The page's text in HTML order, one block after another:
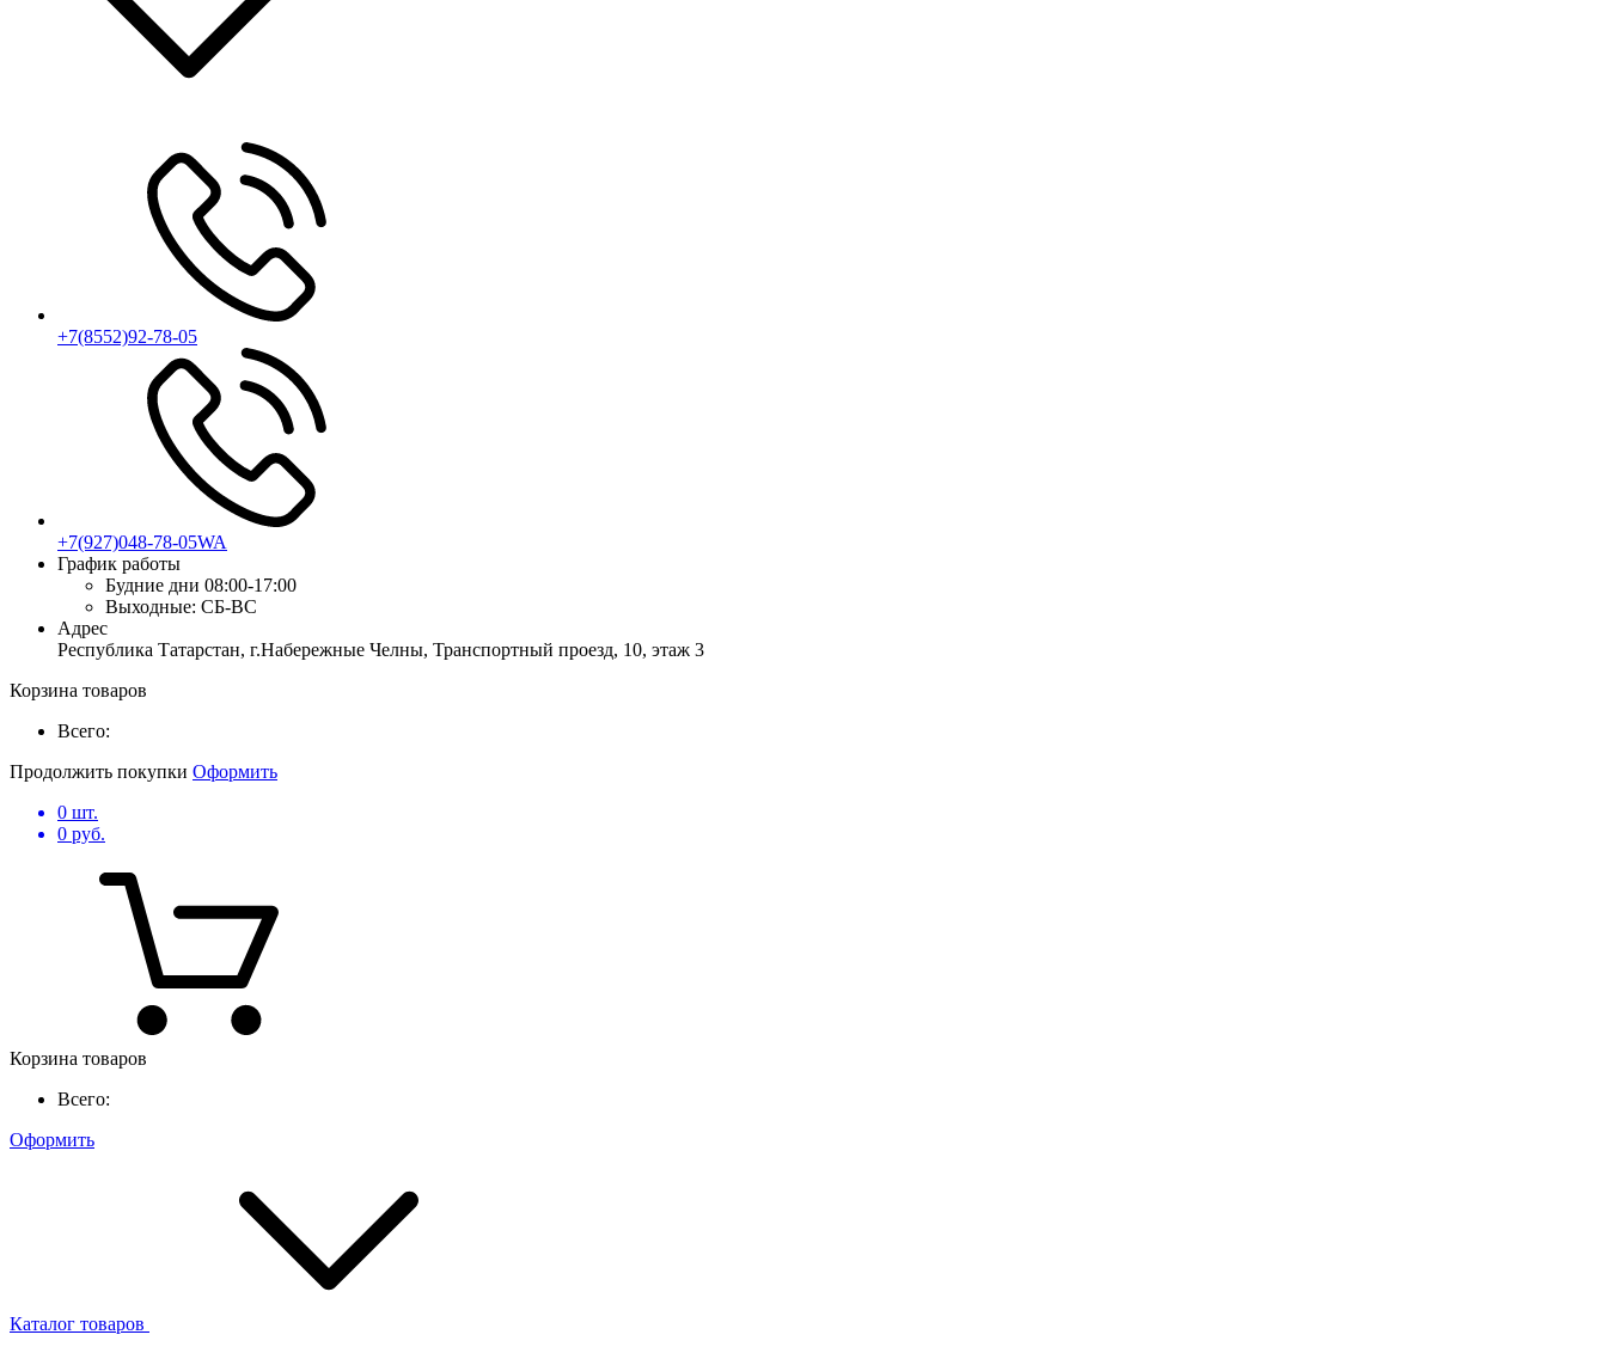
+7(8552)92-78-05
+7(927)048-78-05WA
График работы
Будние дни 08:00-17:00
Выходные: СБ-ВС
Адрес
Республика Татарстан, г.Набережные Челны, Транспортный проезд, 10, этаж 3
Корзина товаров
Всего:
Продолжить покупки Оформить
0 шт.
0 руб.
Корзина товаров
Всего:
Оформить
Каталог товаров